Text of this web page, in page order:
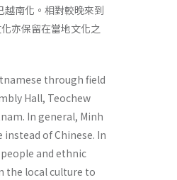
南化。相對較晚來到
亦保留在當地文化之
through field
Hall, Teochew
In general, Minh
of Chinese. In
and ethnic
the local culture to